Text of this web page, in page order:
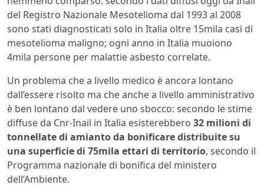
del Registro Nazionale Mesotelioma dal 1993 al 2008
sono stati diagnosticati solo in Italia oltre 15mila casi di
mesotelioma maligno; ogni anno in Italia muoiono
4mila persone per malattie asbesto correlate.
Un problema che a livello medico è ancora lontano
dall’essere risolto ma che anche a livello amministrativo
è ben lontano dal vedere uno sbocco: secondo le stime
diffuse da Cnr-Inail in Italia esisterebbero 32 milioni di
tonnellate di amianto da bonificare distribuite su
una superficie di 75mila ettari di territorio, secondo il
Programma nazionale di bonifica del ministero
dell’Ambiente.